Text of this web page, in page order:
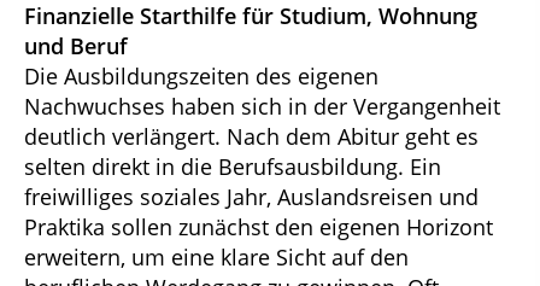
Finanzielle Starthilfe für Studium, Wohnung
und Beruf
Die Ausbildungszeiten des eigenen
Nachwuchses haben sich in der Vergangenheit
deutlich verlängert. Nach dem Abitur geht es
selten direkt in die Berufsausbildung. Ein
freiwilliges soziales Jahr, Auslandsreisen und
Praktika sollen zunächst den eigenen Horizont
erweitern, um eine klare Sicht auf den